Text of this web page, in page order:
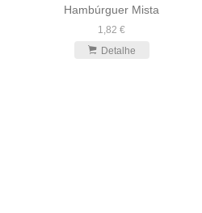
Hambúrguer Mista
1,82 €
Detalhe